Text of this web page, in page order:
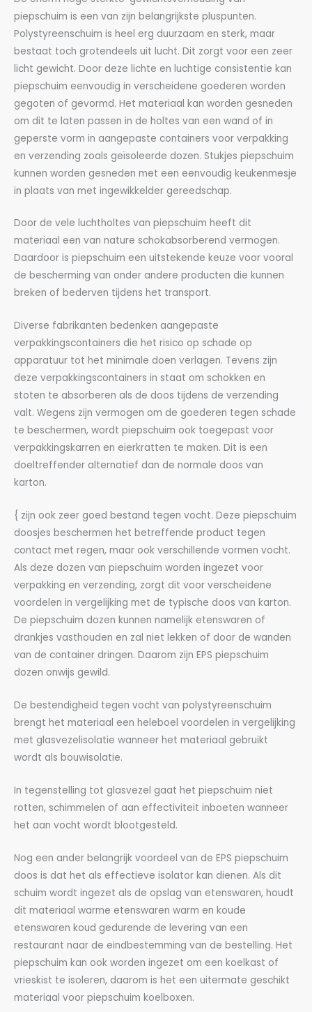
piepschuim is een van zijn belangrijkste pluspunten.
Polystyreenschuim is heel erg duurzaam en sterk, maar
bestaat toch grotendeels uit lucht. Dit zorgt voor een zeer
licht gewicht. Door deze lichte en luchtige consistentie kan
piepschuim eenvoudig in verscheidene goederen worden
gegoten of gevormd. Het materiaal kan worden gesneden
om dit te laten passen in de holtes van een wand of in
geperste vorm in aangepaste containers voor verpakking
en verzending zoals geïsoleerde dozen. Stukjes piepschuim
kunnen worden gesneden met een eenvoudig keukenmesje
in plaats van met ingewikkelder gereedschap.
Door de vele luchtholtes van piepschuim heeft dit
materiaal een van nature schokabsorberend vermogen.
Daardoor is piepschuim een uitstekende keuze voor vooral
de bescherming van onder andere producten die kunnen
breken of bederven tijdens het transport.
Diverse fabrikanten bedenken aangepaste
verpakkingscontainers die het risico op schade op
apparatuur tot het minimale doen verlagen. Tevens zijn
deze verpakkingscontainers in staat om schokken en
stoten te absorberen als de doos tijdens de verzending
valt. Wegens zijn vermogen om de goederen tegen schade
te beschermen, wordt piepschuim ook toegepast voor
verpakkingskarren en eierkratten te maken. Dit is een
doeltreffender alternatief dan de normale doos van
karton.
{ zijn ook zeer goed bestand tegen vocht. Deze piepschuim
doosjes beschermen het betreffende product tegen
contact met regen, maar ook verschillende vormen vocht.
Als deze dozen van piepschuim worden ingezet voor
verpakking en verzending, zorgt dit voor verscheidene
voordelen in vergelijking met de typische doos van karton.
De piepschuim dozen kunnen namelijk etenswaren of
drankjes vasthouden en zal niet lekken of door de wanden
van de container dringen. Daarom zijn EPS piepschuim
dozen onwijs gewild.
De bestendigheid tegen vocht van polystyreenschuim
brengt het materiaal een heleboel voordelen in vergelijking
met glasvezelisolatie wanneer het materiaal gebruikt
wordt als bouwisolatie.
In tegenstelling tot glasvezel gaat het piepschuim niet
rotten, schimmelen of aan effectiviteit inboeten wanneer
het aan vocht wordt blootgesteld.
Nog een ander belangrijk voordeel van de EPS piepschuim
doos is dat het als effectieve isolator kan dienen. Als dit
schuim wordt ingezet als de opslag van etenswaren, houdt
dit materiaal warme etenswaren warm en koude
etenswaren koud gedurende de levering van een
restaurant naar de eindbestemming van de bestelling. Het
piepschuim kan ook worden ingezet om een koelkast of
vrieskist te isoleren, daarom is het een uitermate geschikt
materiaal voor piepschuim koelboxen.